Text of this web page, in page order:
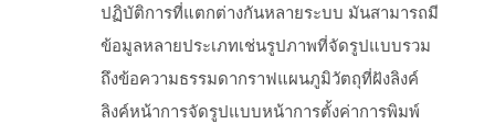
ปฏิบัติการที่แตกต่างกันหลายระบบ มันสามารถมี
ข้อมูลหลายประเภทเช่นรูปภาพที่จัดรูปแบบรวม
ถึงข้อความธรรมดากราฟแผนภูมิวัตถุที่ฝังลิงค์
ลิงค์หน้าการจัดรูปแบบหน้าการตั้งค่าการพิมพ์